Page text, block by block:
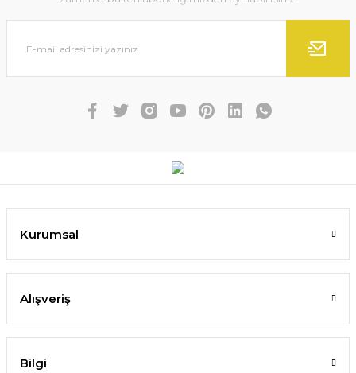
Kurumsal
Alışveriş
Bilgi